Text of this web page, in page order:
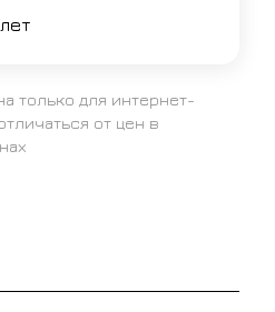
только для интернет-
от цен в